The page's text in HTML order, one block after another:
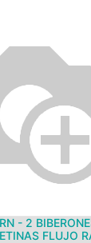
- 2
FLUJO